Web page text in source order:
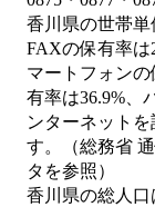
香川県の世帯単
FAXの保有率は
マートフォン
有率は36.9%、
ンターネット
す。（総務省
タを参照）
香川県の総人口